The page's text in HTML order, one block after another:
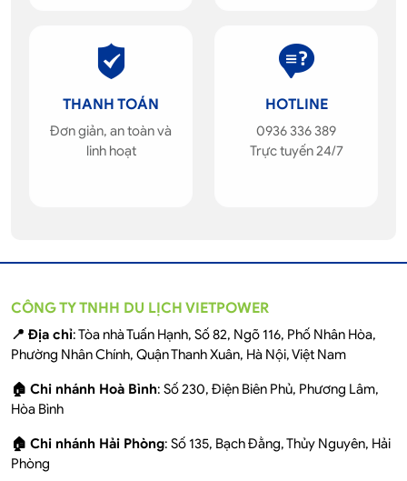
THANH TOÁN
Đơn giản, an toàn và
linh hoạt
HOTLINE
0936 336 389
Trực tuyến 24/7
CÔNG TY TNHH DU LỊCH VIETPOWER
📍 Địa chỉ: Tòa nhà Tuấn Hạnh, Số 82, Ngõ 116, Phố Nhân Hòa,
Phường Nhân Chính, Quận Thanh Xuân, Hà Nội, Việt Nam
🏠 Chi nhánh Hoà Bình: Số 230, Điện Biên Phủ, Phương Lâm,
Hòa Bình
🏠 Chi nhánh Hải Phòng: Số 135, Bạch Đằng, Thủy Nguyên, Hải
Phòng